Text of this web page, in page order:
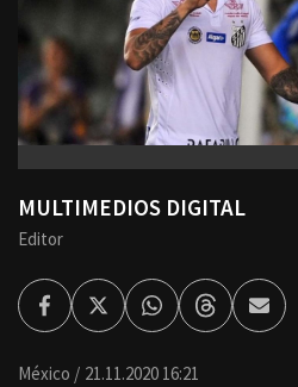
MULTIMEDIOS DIGITAL
Editor
FacebookTwitterWhatsappThreadsEnviar
por
México 21.11.2020 16:21